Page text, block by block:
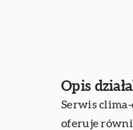
Opis
Serwis
oferuje